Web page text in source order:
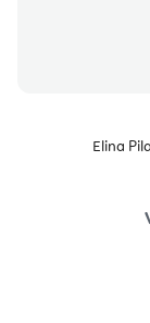
Elina